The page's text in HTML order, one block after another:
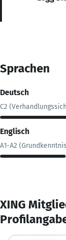
Sprachen
Deutsch
C2
Englisch
A1-A2
XING